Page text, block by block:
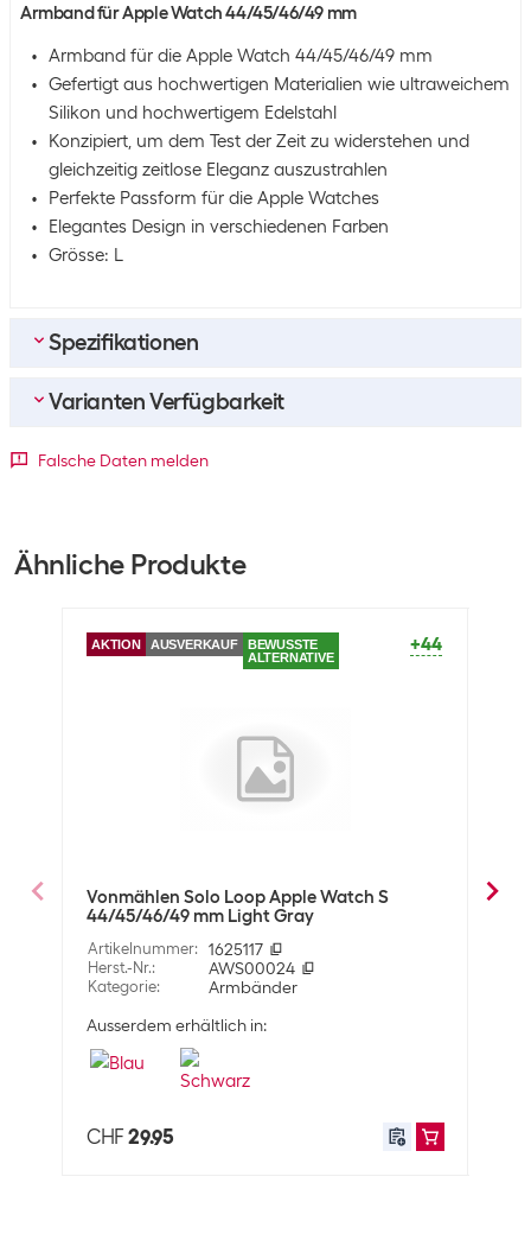
Armband für Apple Watch 44/45/46/49 mm
Armband für die Apple Watch 44/45/46/49 mm
Gefertigt aus hochwertigen Materialien wie ultraweichem
Silikon und hochwertigem Edelstahl
Konzipiert, um dem Test der Zeit zu widerstehen und
gleichzeitig zeitlose Eleganz auszustrahlen
Perfekte Passform für die Apple Watches
Elegantes Design in verschiedenen Farben
Grösse: L
Spezifikationen
Umpack
Silikon
Grösse
44 - 49
L
Versanddaten
450 g
Volumen
Varianten Verfügbarkeit
Falsche Daten melden
Ähnliche Produkte
AKTION AUSVERKAUF
BEWUSSTE
ALTERNATIVE
+44
Vonmählen Solo Loop Apple Watch S
44/45/46/49 mm Light Gray
Artikelnummer: 1625117
Herst.-Nr.: AWS00024
Kategorie:
Armbänder
Ausserdem erhältlich in:
CHF 29.95